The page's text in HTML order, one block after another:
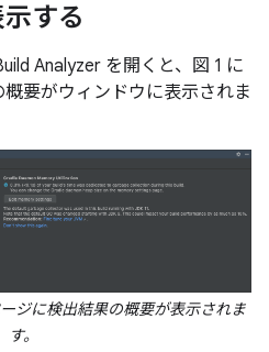
する
Analyzer を開くと、図 1 に
要がウィンドウに表示されま
ジに検出結果の概要が表示されま
す。